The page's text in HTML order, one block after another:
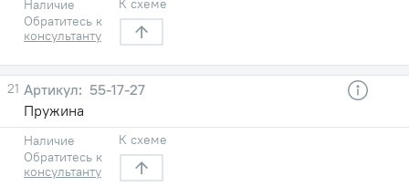
Наличие
Обратитесь к
консультанту
К схеме
21
55-17-27
Пружина
Наличие
Обратитесь к
консультанту
К схеме